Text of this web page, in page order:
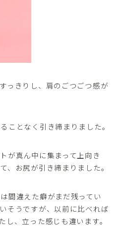
っきりし、肩のごつごつ感が
ことなく引き締まりました。
が真ん中に集まって上向き
、お尻が引き締まりました。
間違えた癖がまだ残ってい
そうですが、以前に比べれば
し、立った感じも違います。